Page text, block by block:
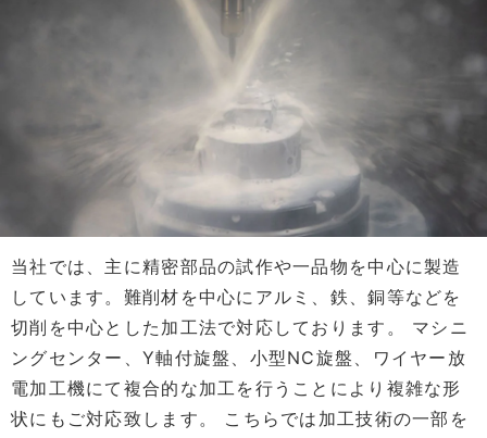
当社では、主に精密部品の試作や一品物を中心に製造
しています。難削材を中心にアルミ、鉄、銅等などを
切削を中心とした加工法で対応しております。 マシニ
ングセンター、Y軸付旋盤、小型NC旋盤、ワイヤー放
電加工機にて複合的な加工を行うことにより複雑な形
状にもご対応致します。 こちらでは加工技術の一部を